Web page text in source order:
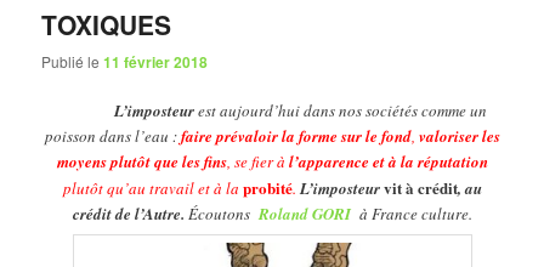
TOXIQUES
Publié le11 février 2018
L’imposteurest aujourd’hui dans nos sociétés comme un
poisson dans l’eau :faire prévaloir la forme sur le fond, valoriser les
moyensplutôt que les fins, se fier à l’apparence et à la réputation
plutôt qu’au travail et à la probité. L’imposteurvit à crédit, au
crédit de l’Autre. ÉcoutonsRoland GORIà France culture.